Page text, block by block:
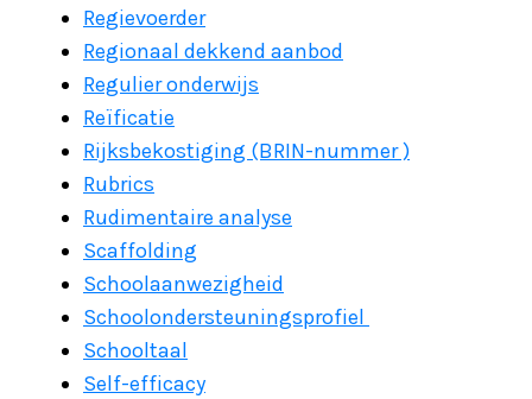
Regievoerder
Regionaal dekkend aanbod
Regulier onderwijs
Reïficatie
Rijksbekostiging (BRIN-nummer )
Rubrics
Rudimentaire analyse
Scaffolding
Schoolaanwezigheid
Schoolondersteuningsprofiel
Schooltaal
Self-efficacy